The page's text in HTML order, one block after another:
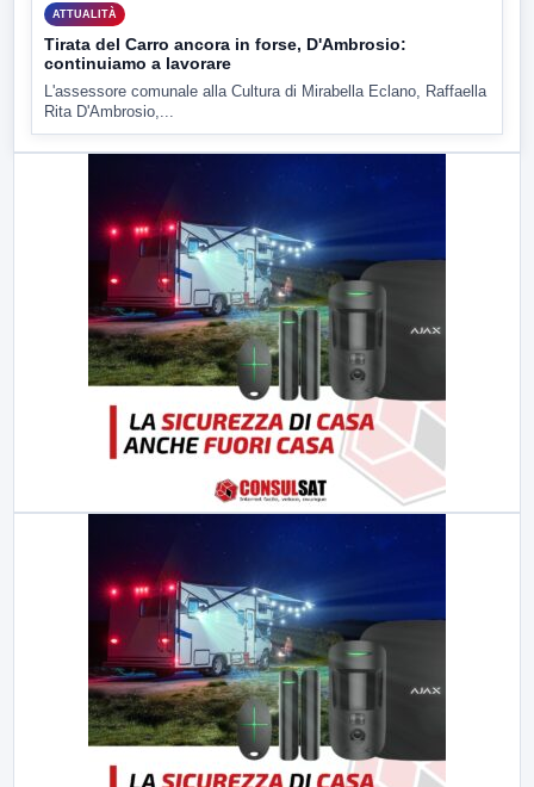
ATTUALITÀ
Tirata del Carro ancora in forse, D'Ambrosio:
continuiamo a lavorare
L'assessore comunale alla Cultura di Mirabella Eclano, Raffaella
Rita D'Ambrosio,...